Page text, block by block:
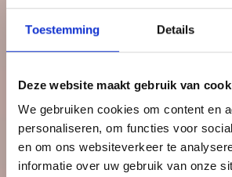
Toestemming Details
Deze website maakt gebruik van
We gebruiken cookies om content en
personaliseren, om functies voor
en om ons websiteverkeer te
informatie over uw gebruik van onze